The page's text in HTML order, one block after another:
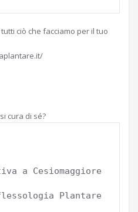
ciò che facciamo per il tuo
cura di sé?
a Cesiomaggiore
Plantare